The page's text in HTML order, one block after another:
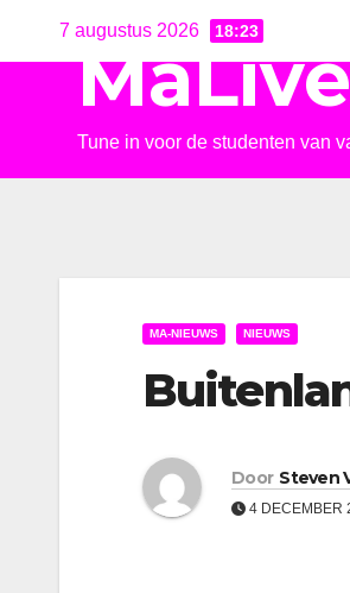
7 augustus 2026 18:23
MaLive
Tune in voor de studenten van
MA-NIEUWS NIEUWS
Door Steven
4 DECEMBER